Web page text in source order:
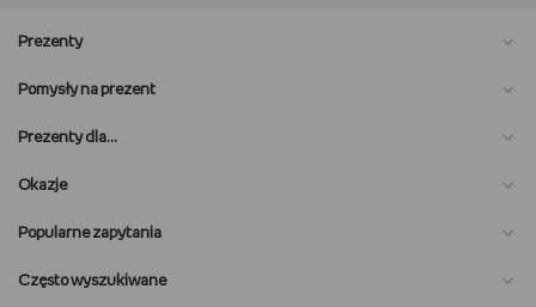
Prezenty
Pomysły na prezent
Prezenty dla…
Okazje
Popularne zapytania
Często wyszukiwane